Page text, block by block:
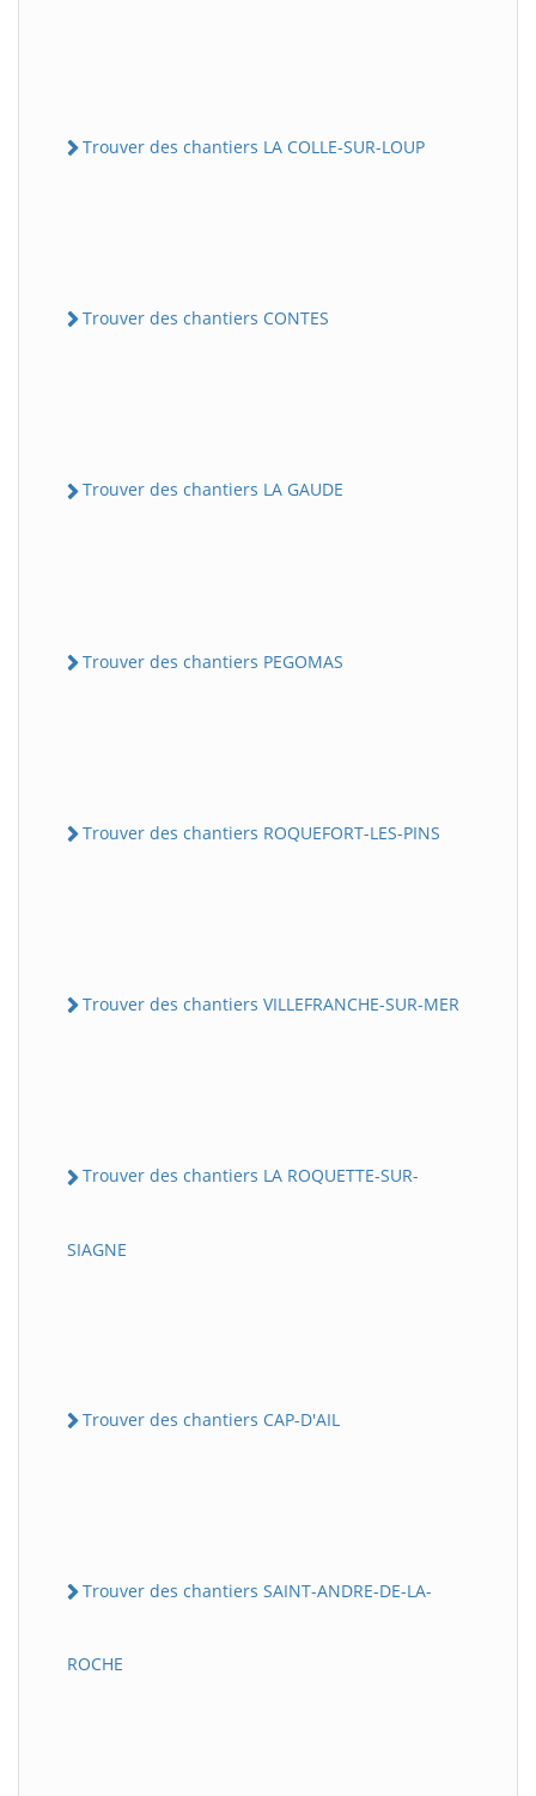
Trouver des chantiers LA COLLE-SUR-LOUP
Trouver des chantiers CONTES
Trouver des chantiers LA GAUDE
Trouver des chantiers PEGOMAS
Trouver des chantiers ROQUEFORT-LES-PINS
Trouver des chantiers VILLEFRANCHE-SUR-MER
Trouver des chantiers LA ROQUETTE-SUR-
SIAGNE
Trouver des chantiers CAP-D'AIL
Trouver des chantiers SAINT-ANDRE-DE-LA-
ROCHE